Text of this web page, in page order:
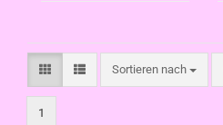
Sortieren nach
Sortieren nach
1